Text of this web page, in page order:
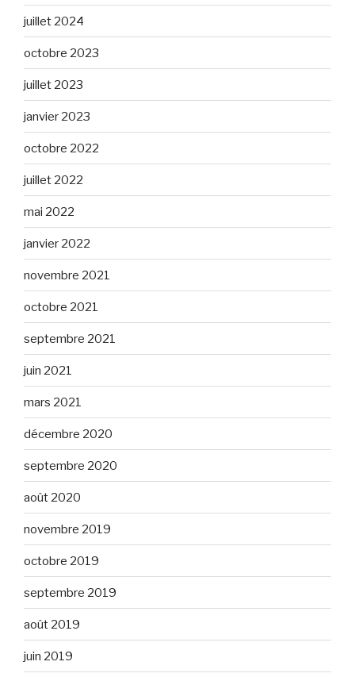
juillet 2024
octobre 2023
juillet 2023
janvier 2023
octobre 2022
juillet 2022
mai 2022
janvier 2022
novembre 2021
octobre 2021
septembre 2021
juin 2021
mars 2021
décembre 2020
septembre 2020
août 2020
novembre 2019
octobre 2019
septembre 2019
août 2019
juin 2019